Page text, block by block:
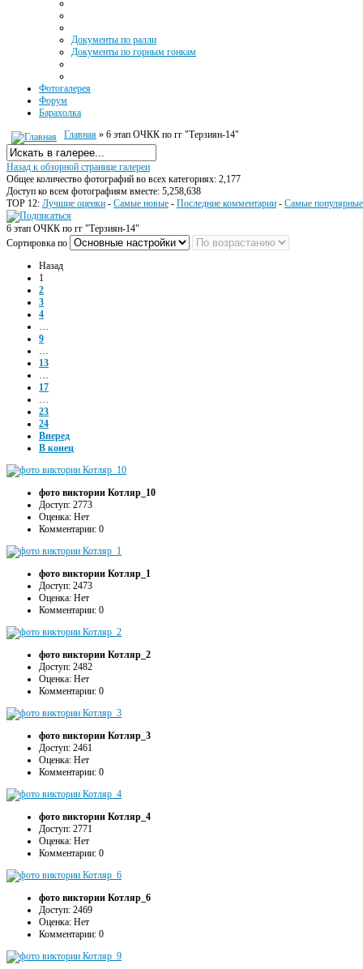
Документы по ралли
Документы по горным гонкам
Фотогалерея
Форум
Барахолка
Главная » 6 этап ОЧКК по гг "Терзиян-14"
Назад к обзорной странице галереи
Общее количество фотографий во всех категориях: 2,177
Доступ ко всем фотографиям вместе: 5,258,638
TOP 12: Лучшие оценки - Самые новые - Последние комментарии - Самые популярные
6 этап ОЧКК по гг "Терзиян-14"
Сортировка по
Назад
1
2
3
4
…
9
…
13
…
17
…
23
24
Вперед
В конец
фото виктории Котляр_10
Доступ: 2773
Оценка: Нет
Комментарии: 0
фото виктории Котляр_1
Доступ: 2473
Оценка: Нет
Комментарии: 0
фото виктории Котляр_2
Доступ: 2482
Оценка: Нет
Комментарии: 0
фото виктории Котляр_3
Доступ: 2461
Оценка: Нет
Комментарии: 0
фото виктории Котляр_4
Доступ: 2771
Оценка: Нет
Комментарии: 0
фото виктории Котляр_6
Доступ: 2469
Оценка: Нет
Комментарии: 0